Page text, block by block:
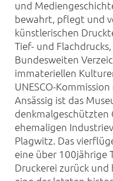
und
bewahrt, pflegt und
künstlerischen
Tief- und
Bundesweiten
immateriellen
UNESCO-
Ansässig ist das
denkmalgeschützten
ehemaligen
Plagwitz. Das
eine über 100jährige
Druckerei zurück